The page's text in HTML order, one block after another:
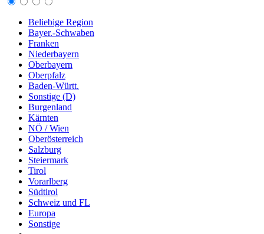
Beliebige Region
Bayer.-Schwaben
Franken
Niederbayern
Oberbayern
Oberpfalz
Baden-Württ.
Sonstige (D)
Burgenland
Kärnten
NÖ / Wien
Oberösterreich
Salzburg
Steiermark
Tirol
Vorarlberg
Südtirol
Schweiz und FL
Europa
Sonstige